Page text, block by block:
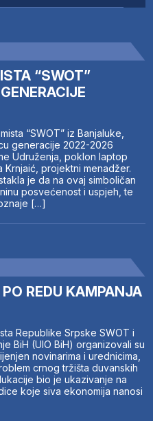
“SWOT”
“SWOT” iz Banjaluke,
generacije 2022-2026
Udruženja, poklon laptop
Krnjaić, projektni menadžer.
je da na ovaj simboličan
posvećenost i uspjeh, te
[…]
REDU KAMPANJA
Republike Srpske SWOT i
BiH (UIO BiH) organizovali su
novinarima i urednicima,
crnog tržišta duvanskih
bio je ukazivanje na
koje siva ekonomija nanosi